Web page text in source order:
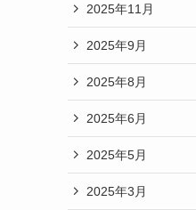
2025年11月
2025年9月
2025年8月
2025年6月
2025年5月
2025年3月